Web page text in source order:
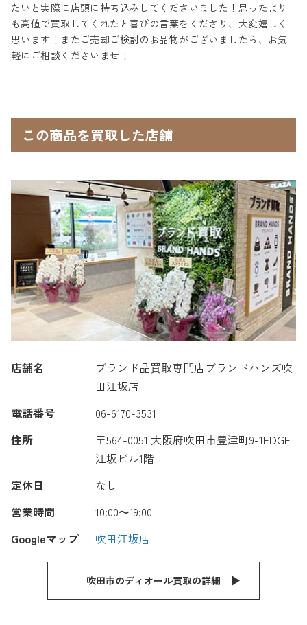
たいと実際に店頭に持ち込みしてくださいました！思ったより
も高値で買取してくれたと喜びの言葉をくださり、大変嬉しく
思います！またご売却ご検討のお品物がございましたら、お気
軽にご相談くださいませ！
この商品を買取した店舗
店舗名
ブランド品買取専門店ブランドハンズ吹
田江坂店
電話番号
06-6170-3531
住所
〒564-0051 大阪府吹田市豊津町9-1EDGE
江坂ビル1階
定休日
なし
営業時間
10:00〜19:00
Googleマップ
吹田江坂店
吹田市のディオール買取の詳細